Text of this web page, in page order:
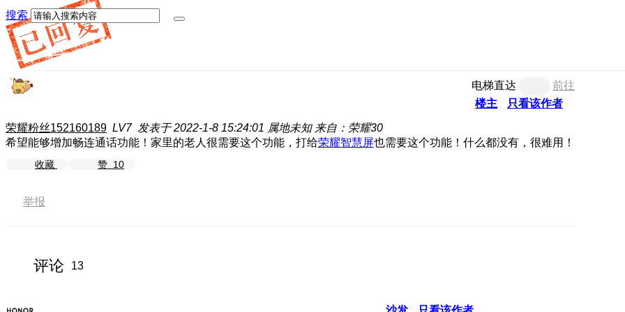
搜索
电梯直达
前往
楼主
只看该作者
荣耀粉丝152160189 LV7 发表于 2022-1-8 15:24:01 属地未知 来自：荣耀30
希望能够增加畅连通话功能！家里的老人很需要这个功能，打给荣耀智慧屏也需要这个功能！什么都没有，很难用！
收藏 赞 10
举报
评论 13